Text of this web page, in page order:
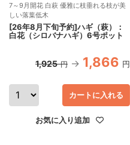
7～9月開花 白萩 優雅に枝垂れる枝が美
しい落葉低木
[26年8月下旬予約]ハギ（萩）：
白花（シロバナハギ）6号ポット
1,925 円 1,866 円
お気に入り追加
カートに入れる